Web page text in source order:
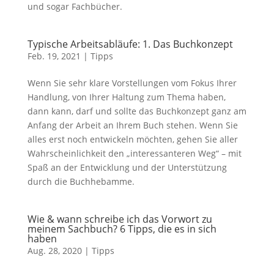
und sogar Fachbücher.
Typische Arbeitsabläufe: 1. Das Buchkonzept
Feb. 19, 2021 | Tipps
Wenn Sie sehr klare Vorstellungen vom Fokus Ihrer
Handlung, von Ihrer Haltung zum Thema haben,
dann kann, darf und sollte das Buchkonzept ganz am
Anfang der Arbeit an Ihrem Buch stehen. Wenn Sie
alles erst noch entwickeln möchten, gehen Sie aller
Wahrscheinlichkeit den „interessanteren Weg“ – mit
Spaß an der Entwicklung und der Unterstützung
durch die Buchhebamme.
Wie & wann schreibe ich das Vorwort zu
meinem Sachbuch? 6 Tipps, die es in sich
haben
Aug. 28, 2020| Tipps